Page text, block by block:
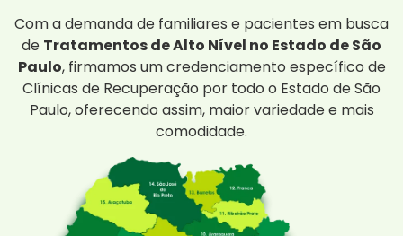
Com a demanda de familiares e pacientes em busca
de Tratamentos de Alto Nível no Estado de São
Paulo, firmamos um credenciamento específico de
Clínicas de Recuperação por todo o Estado de São
Paulo, oferecendo assim, maior variedade e mais
comodidade.